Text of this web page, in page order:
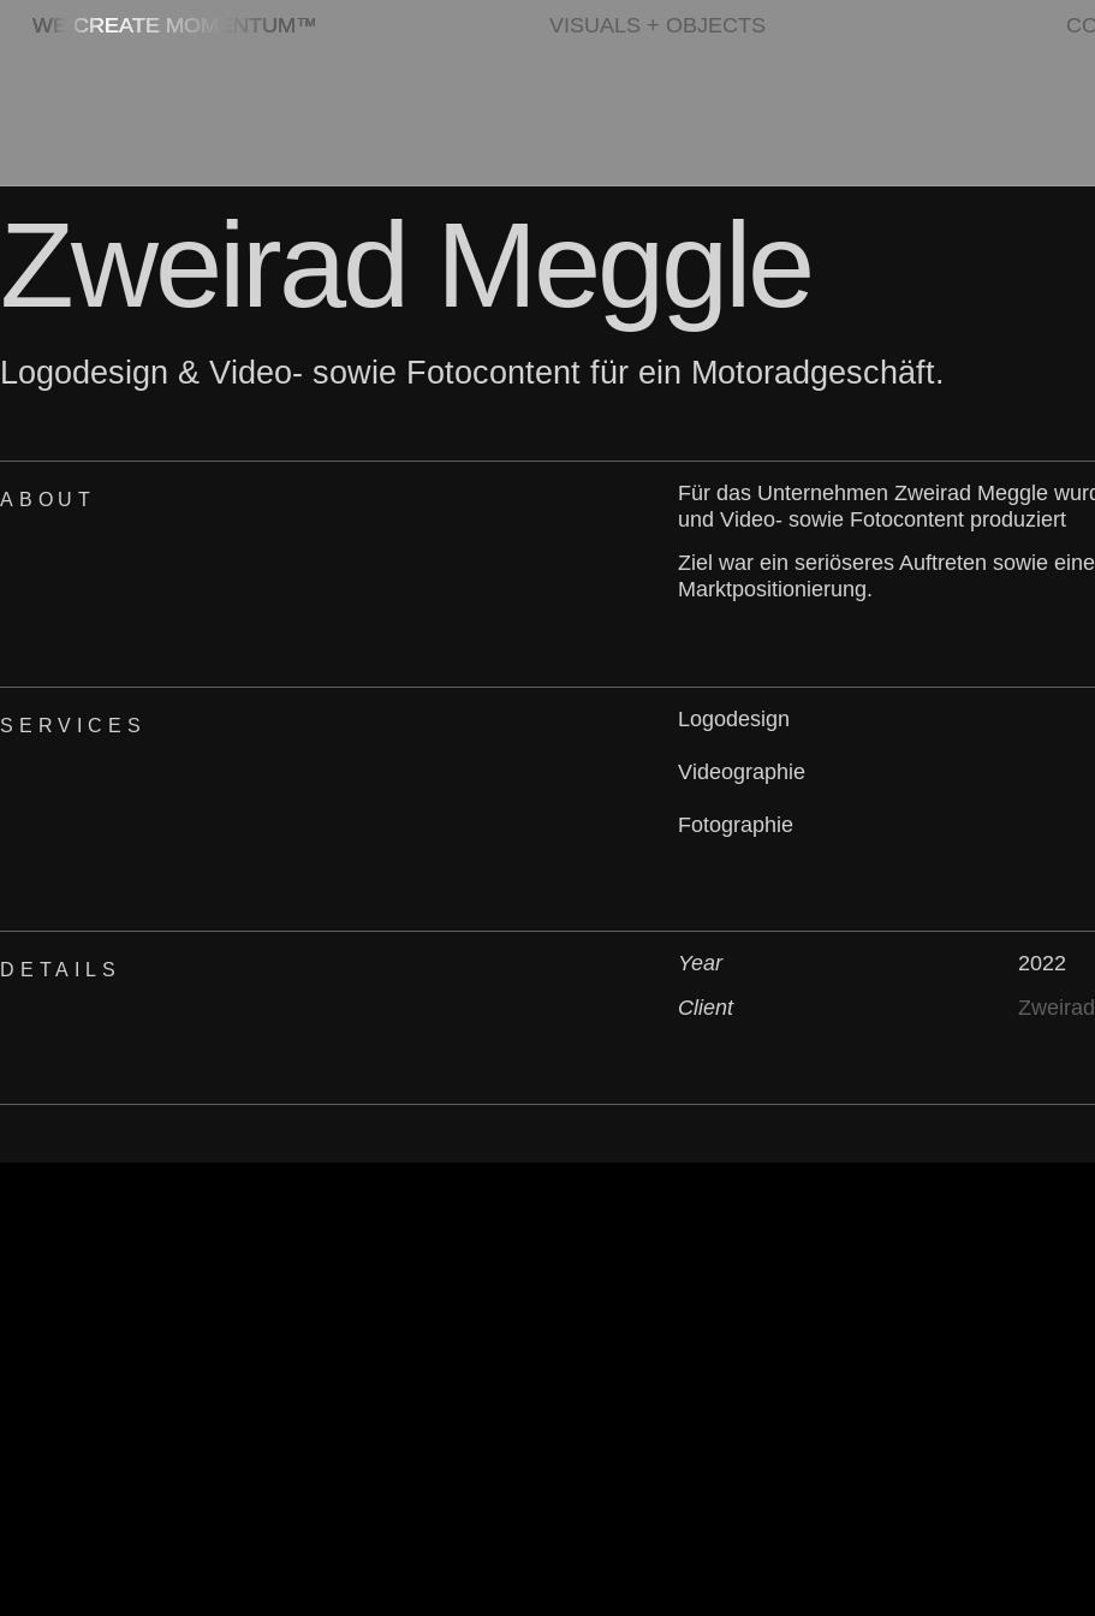
WE CREATE MOMENTUM™ VISUALS + OBJECTS
Zweirad Meggle
Logodesign & Video- sowie Fotocontent für ein Motoradgeschäft.
ABOUT
Für das Unternehmen Zweirad Meggle
und Video- sowie Fotocontent produziert
Ziel war ein seriöseres Auftreten sowie
Marktpositionierung.
SERVICES Logodesign
Videographie
Fotographie
DETAILS Year
2022
Client